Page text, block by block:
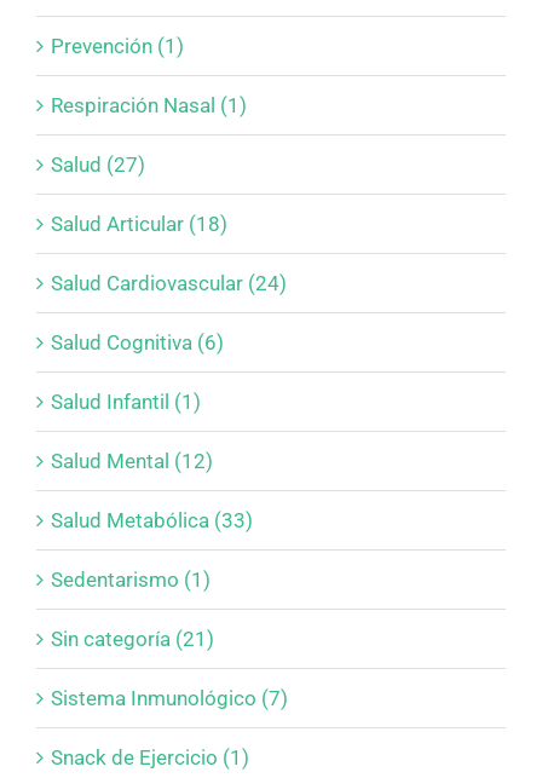
Prevención (1)
Respiración Nasal (1)
Salud (27)
Salud Articular (18)
Salud Cardiovascular (24)
Salud Cognitiva (6)
Salud Infantil (1)
Salud Mental (12)
Salud Metabólica (33)
Sedentarismo (1)
Sin categoría (21)
Sistema Inmunológico (7)
Snack de Ejercicio (1)